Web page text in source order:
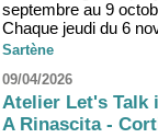
septembre au 9
Chaque jeudi du 6
Sartène
09/04/2026
Atelier Let's Talk
A Rinascita -